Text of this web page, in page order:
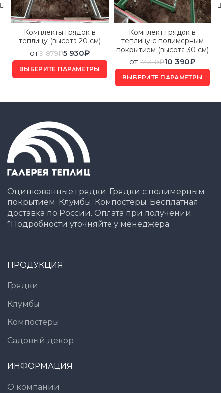
Комплекты грядок в
теплицу (высота 20 см)
от 9 879₽5 930₽
ВЫБЕРИТЕ ПАРАМЕТРЫ
Комплект грядок в
теплицу с полимерным
покрытием (высота 30 см)
от 17 310₽10 390₽
ВЫБЕРИТЕ ПАРАМЕТРЫ
Оцинкованные грядки. Грядки с полимерным
покрытием. Клумбы. Компостеры. Бесплатная
доставка по России. Оплата при получении.
*Подробности уточняйте у менеджера
ПРОДУКЦИЯ
Грядки
Клумбы
Компостеры
Садовый декор
ИНФОРМАЦИЯ
О компании